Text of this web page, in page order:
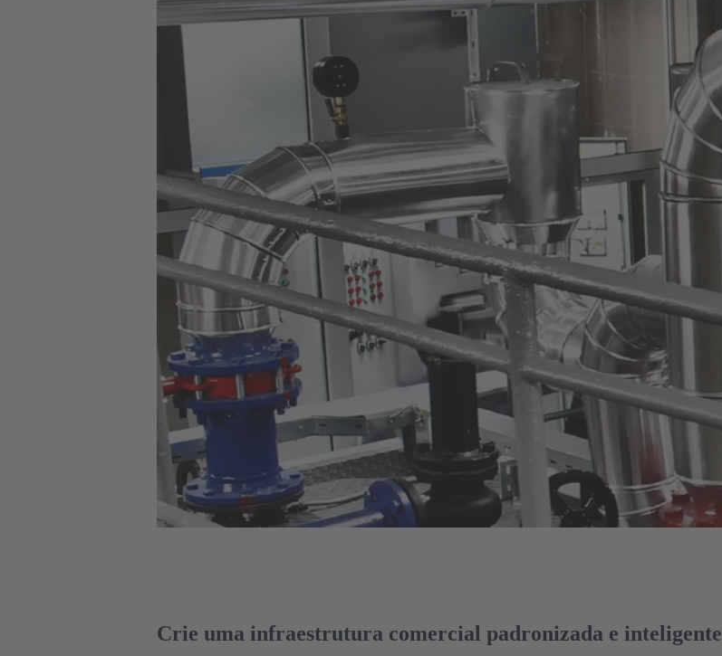
Crie uma infraestrutura comercial padronizada e inteligente